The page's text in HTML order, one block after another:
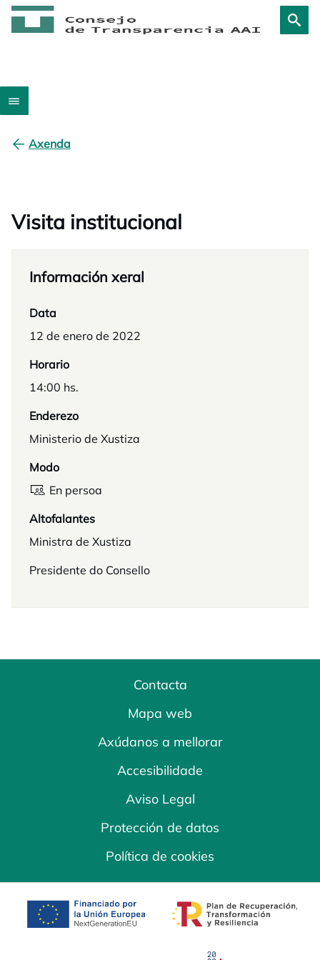
Axenda
Visita institucional
Información xeral
Data
12 de enero de 2022
Horario
14:00 hs.
Enderezo
Ministerio de Xustiza
Modo
En persoa
Altofalantes
Ministra de Xustiza
Presidente do Consello
Contacta
Mapa web
Axúdanos a mellorar
Accesibilidade
Aviso Legal
Protección de datos
Política de cookies
opens in a new tab opens in a new